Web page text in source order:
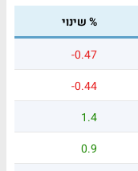
% שינוי
-0.47
-0.44
1.4
0.9